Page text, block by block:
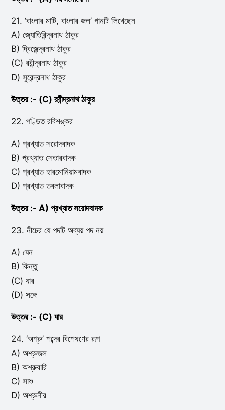
21. ‘বাংলার মাটি, বাংলার জল’ গানটি লিখেছেন
A) জ্যোতিরিন্দ্রনাথ ঠাকুর
B) দ্বিজেন্দ্রনাথ ঠাকুর
(C) রবীন্দ্রনাথ ঠাকুর
D) সুরেন্দ্রনাথ ঠাকুর
উত্তর :- (C) রবীন্দ্রনাথ ঠাকুর
22. পণ্ডিত রবিশঙ্কর
A) প্রখ্যাত সরোদবাদক
B) প্রখ্যাত সেতারবাদক
C) প্রখ্যাত হারমোনিয়ামবাদক
D) প্রখ্যাত তবলাবাদক
উত্তর :- A) প্রখ্যাত সরোদবাদক
23. নীচের যে পদটি অব্যয় পদ নয়
A) যেন
B) কিন্তু
(C) যার
(D) সঙ্গে
উত্তর :- (C) যার
24. ‘অশ্রু’ শব্দের বিশেষণের রূপ
A) অশ্রুজল
B) অশ্রুবারি
C) সাশু
D) অশ্রুনীর